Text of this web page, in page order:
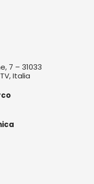
7 – 31033
Italia